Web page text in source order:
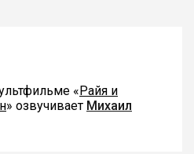
«Райя и
» озвучивает Михаил